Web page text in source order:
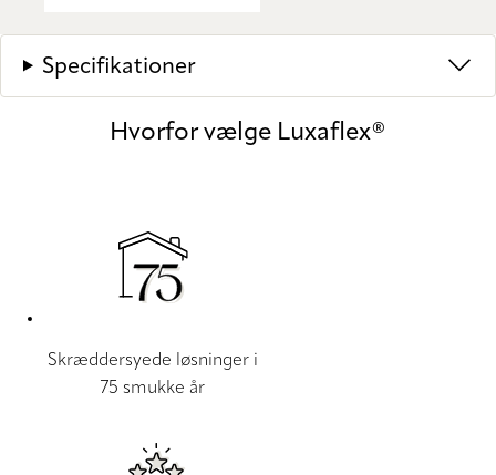
Specifikationer
Hvorfor vælge Luxaflex®
Skræddersyede løsninger i
75 smukke år